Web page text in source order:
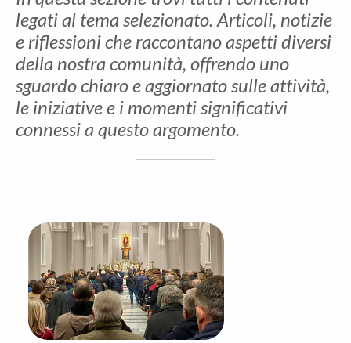
legati al tema selezionato. Articoli, notizie
e riflessioni che raccontano aspetti diversi
della nostra comunità, offrendo uno
sguardo chiaro e aggiornato sulle attività,
le iniziative e i momenti significativi
connessi a questo argomento.